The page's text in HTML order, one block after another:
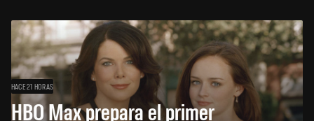
HACE 21 HORAS
HBO Max prepara el primer